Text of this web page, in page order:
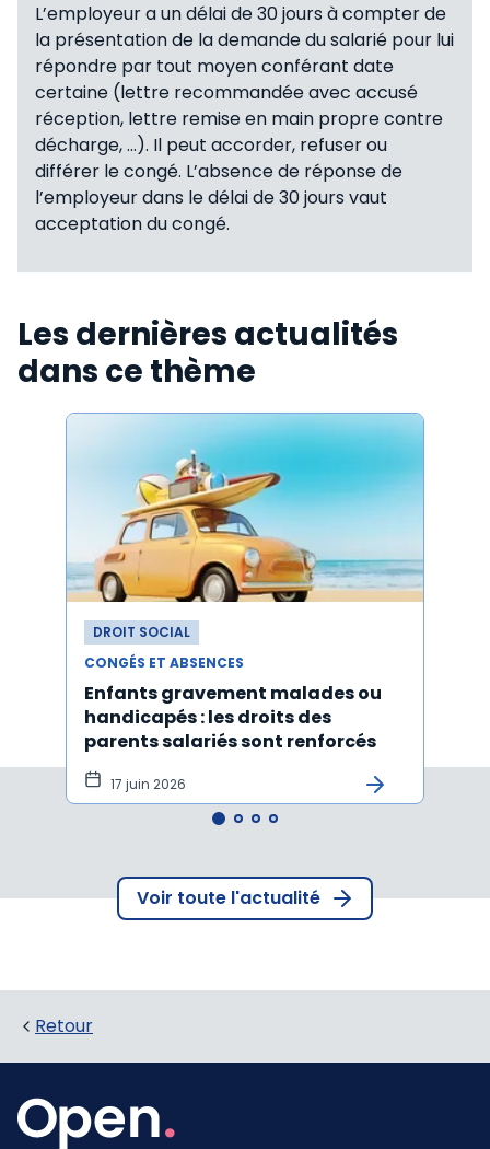
L’employeur a un délai de 30 jours à compter de
la présentation de la demande du salarié pour lui
répondre par tout moyen conférant date
certaine (lettre recommandée avec accusé
réception, lettre remise en main propre contre
décharge, …). Il peut accorder, refuser ou
différer le congé. L’absence de réponse de
l’employeur dans le délai de 30 jours vaut
acceptation du congé.
Les dernières actualités
dans ce thème
DROIT SOCIAL
CONGÉS ET ABSENCES
Enfants gravement malades ou
handicapés : les droits des
parents salariés sont renforcés
17 juin 2026
Voir toute l'actualité
Retour